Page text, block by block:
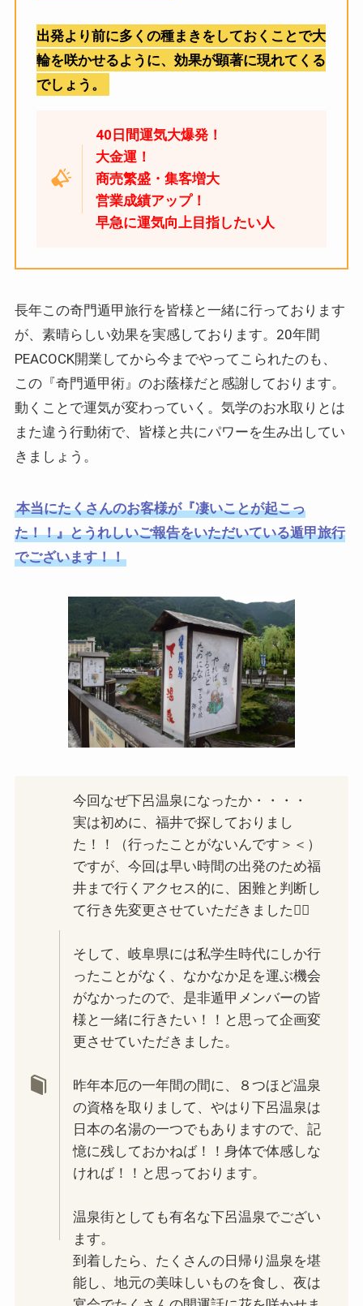
出発より前に多くの種まきをしておくことで大
輪を咲かせるように、効果が顕著に現れてくる
でしょう。
40日間運気大爆発！
大金運！
商売繁盛・集客増大
営業成績アップ！
早急に運気向上目指したい人
長年この奇門遁甲旅行を皆様と一緒に行っております
が、素晴らしい効果を実感しております。20年間
PEACOCK開業してから今までやってこられたのも、
この『奇門遁甲術』のお蔭様だと感謝しております。
動くことで運気が変わっていく。気学のお水取りとは
また違う行動術で、皆様と共にパワーを生み出してい
きましょう。
本当にたくさんのお客様が『凄いことが起こっ
た！！』とうれしいご報告をいただいている遁甲旅行
でございます！！
今回なぜ下呂温泉になったか・・・・
実は初めに、福井で探しておりまし
た！！（行ったことがないんです＞＜）
ですが、今回は早い時間の出発のため福
井まで行くアクセス的に、困難と判断し
て行き先変更させていただきました🙂‍↕️
そして、岐阜県には私学生時代にしか行
ったことがなく、なかなか足を運ぶ機会
がなかったので、是非遁甲メンバーの皆
様と一緒に行きたい！！と思って企画変
更させていただきました。
昨年本厄の一年間の間に、８つほど温泉
の資格を取りまして、やはり下呂温泉は
日本の名湯の一つでもありますので、記
憶に残しておかねば！！身体で体感しな
ければ！！と思っております。
温泉街としても有名な下呂温泉でござい
ます。
到着したら、たくさんの日帰り温泉を堪
能し、地元の美味しいものを食し、夜は